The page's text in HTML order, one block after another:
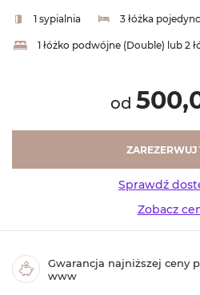
1 sypialnia 3 łóżka
1 łóżko podwójne (Double) lub 2
od
ZAREZERWUJ
Sprawdź
Zobacz
Gwarancja najniższej ceny
www